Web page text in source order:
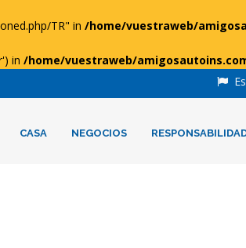
TR" in /home/vuestraweb/
in /home/vuestraweb/
CASA NEGOCIOS